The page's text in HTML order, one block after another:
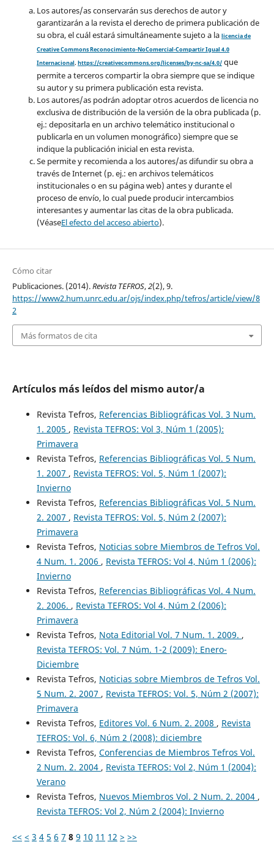
Los autores/as conservarán sus derechos de autor y
garantizarán a la revista el derecho de primera publicación de
su obra, el cuál estará simultáneamente sujeto a la licencia de
Creative Commons Reconocimiento-NoComercial-Compartir Igual 4.0
Internacional. https://creativecommons.org/licenses/by-nc-sa/4.0/que
permite a terceros compartir la obra siempre que se indique
su autor y su primera publicación esta revista.
Los autores/as podrán adoptar otros acuerdos de licencia no
exclusiva de distribución de la versión de la obra publicada (p.
ej.: depositarla en un archivo telemático institucional o
publicarla en un volumen monográfico) siempre que se
indique la publicación inicial en esta revista.
Se permite y recomienda a los autores/as difundir su obra a
través de Internet (p. ej.: en archivos telemáticos
institucionales o en su página web) antes y durante el
proceso de envío, lo cual puede producir intercambios
interesantes y aumentar las citas de la obra publicada.
(VéaseEl efecto del acceso abierto).
Cómo citar
Publicaciones. (2014).Revista TEFROS,2(2), 9.
https://www2.hum.unrc.edu.ar/ojs/index.php/tefros/article/view/8
2
Más formatos de cita
Artículos más leídos del mismo autor/a
Revista Tefros, Referencias Bibliográficas Vol. 3 Num.
1. 2005 , Revista TEFROS: Vol 3, Núm 1 (2005):
Primavera
Revista Tefros, Referencias Bibliográficas Vol. 5 Num.
1. 2007 , Revista TEFROS: Vol. 5, Núm 1 (2007):
Invierno
Revista Tefros, Referencias Bibliográficas Vol. 5 Num.
2. 2007 , Revista TEFROS: Vol. 5, Núm 2 (2007):
Primavera
Revista Tefros, Noticias sobre Miembros de Tefros Vol.
4 Num. 1. 2006 , Revista TEFROS: Vol 4, Núm 1 (2006):
Invierno
Revista Tefros, Referencias Bibliográficas Vol. 4 Num.
2. 2006. , Revista TEFROS: Vol 4, Núm 2 (2006):
Primavera
Revista Tefros, Nota Editorial Vol. 7 Num. 1. 2009. ,
Revista TEFROS: Vol. 7 Núm. 1-2 (2009): Enero-
Diciembre
Revista Tefros, Noticias sobre Miembros de Tefros Vol.
5 Num. 2. 2007 , Revista TEFROS: Vol. 5, Núm 2 (2007):
Primavera
Revista Tefros, Editores Vol. 6 Num. 2. 2008 , Revista
TEFROS: Vol. 6, Núm 2 (2008): diciembre
Revista Tefros, Conferencias de Miembros Tefros Vol.
2 Num. 2. 2004 , Revista TEFROS: Vol 2, Núm 1 (2004):
Verano
Revista Tefros, Nuevos Miembros Vol. 2 Num. 2. 2004 ,
Revista TEFROS: Vol 2, Núm 2 (2004): Invierno
<< < 3 4 5 6 7 8 9 10 11 12 > >>